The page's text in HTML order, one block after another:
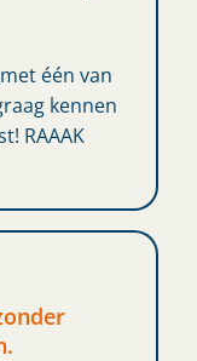
met één van
kennen
RAAAK